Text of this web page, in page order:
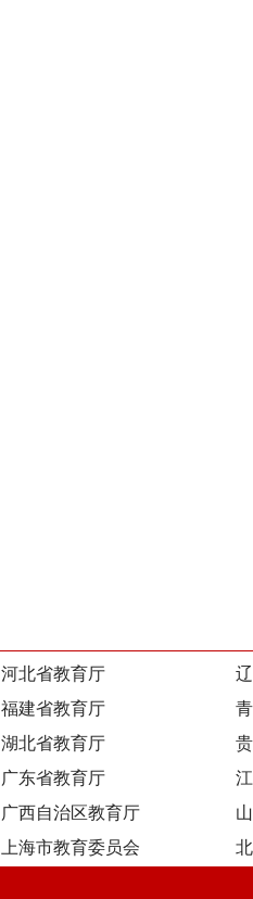
河北省教育厅
福建省教育厅
湖北省教育厅
广东省教育厅
广西自治区教育厅
上海市教育委员会